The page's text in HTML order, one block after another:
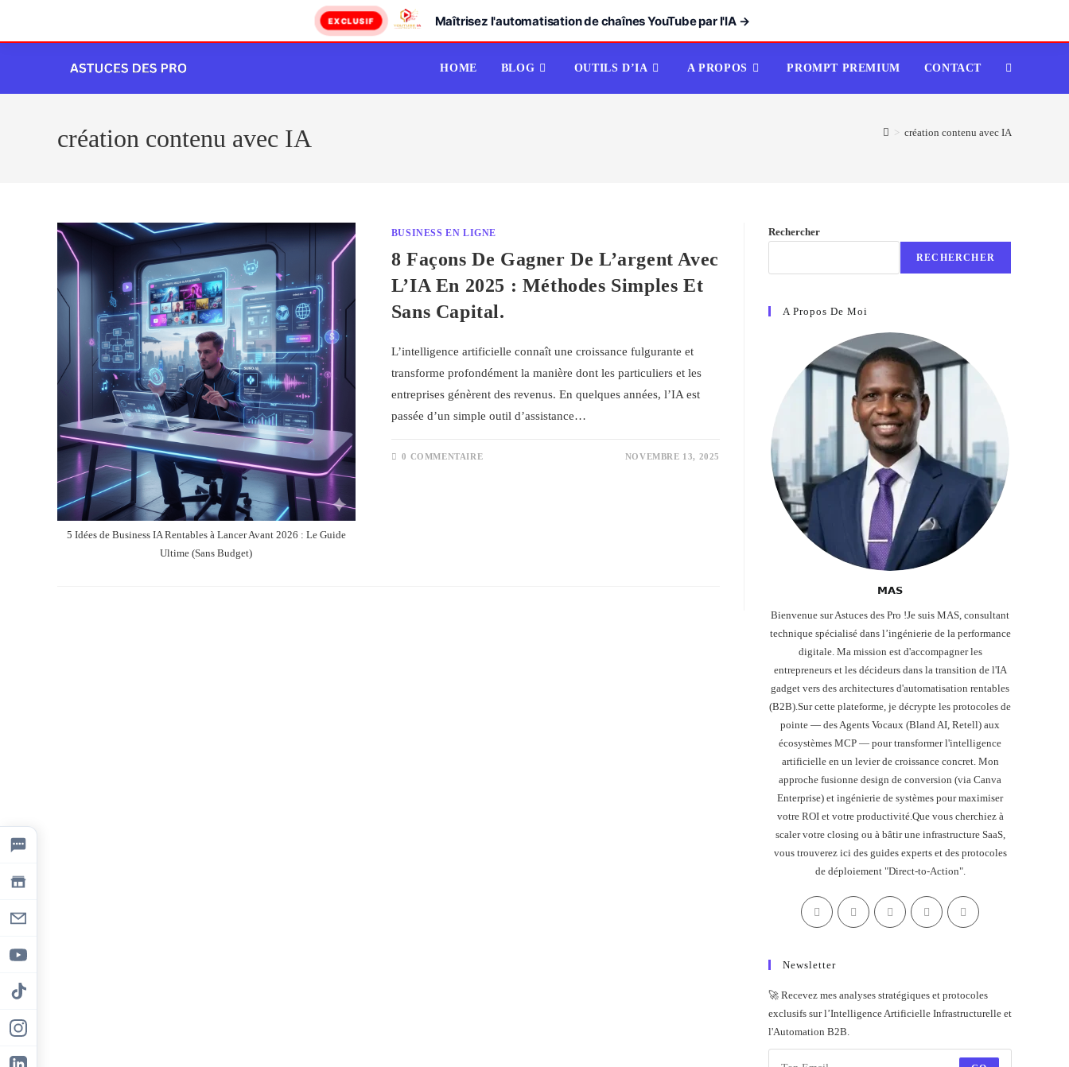
EXCLUSIF Maîtrisez l'automatisation de chaînes YouTube par l'IA →
content
HOME BLOG OUTILS D’IA A PROPOS PROMPT PREMIUM CONTACT TOGGLE
création contenu avec IA > création contenu avec IA
5 Idées de Business IA Rentables à Lancer Avant 2026 : Le Guide
Ultime (Sans Budget)
BUSINESS EN LIGNE
8 Façons De Gagner De L’argent Avec
L’IA En 2025 : Méthodes Simples Et
Sans Capital.
L’intelligence artificielle connaît une croissance fulgurante et
transforme profondément la manière dont les particuliers et les
entreprises génèrent des revenus. En quelques années, l’IA est
passée d’un simple outil d’assistance…
0 COMMENTAIRE NOVEMBRE 13, 2025
Rechercher
RECHERCHER
A Propos De Moi
𝗠𝗔𝗦
Bienvenue sur Astuces des Pro !Je suis MAS, consultant
technique spécialisé dans l’ingénierie de la performance
digitale. Ma mission est d'accompagner les
entrepreneurs et les décideurs dans la transition de l'IA
gadget vers des architectures d'automatisation rentables
(B2B).Sur cette plateforme, je décrypte les protocoles de
pointe — des Agents Vocaux (Bland AI, Retell) aux
écosystèmes MCP — pour transformer l'intelligence
artificielle en un levier de croissance concret. Mon
approche fusionne design de conversion (via Canva
Enterprise) et ingénierie de systèmes pour maximiser
votre ROI et votre productivité.Que vous cherchiez à
scaler votre closing ou à bâtir une infrastructure SaaS,
vous trouverez ici des guides experts et des protocoles
de déploiement "Direct-to-Action".
Newsletter
🚀 Recevez mes analyses stratégiques et protocoles
exclusifs sur l’Intelligence Artificielle Infrastructurelle et
l'Automation B2B.